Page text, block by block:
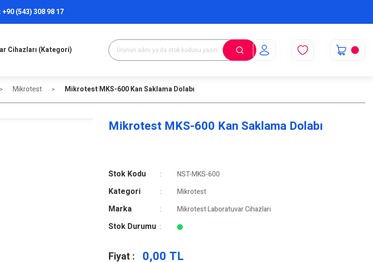
+90 (543) 308 98 17
Cihazları (Kategori)
Mikrotest Mikrotest MKS-600 Kan Saklama Dolabı
Mikrotest MKS-600 Kan Saklama Dolabı
Stok Kodu NST-MKS-600
Kategori Mikrotest
Marka Mikrotest Laboratuvar Cihazları
Stok Durumu
Fiyat : 0,00 TL